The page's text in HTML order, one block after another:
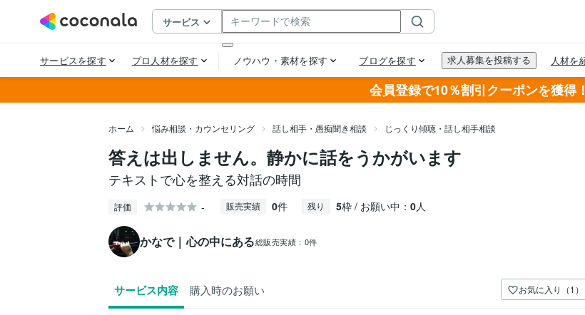
会員登録で10％割引クーポンを獲得！
ホーム 悩み相談・カウンセリング 話し相手・愚痴聞き相談 じっくり傾聴・話し相手相談
答えは出しません。静かに話をうかがいます
テキストで心を整える対話の時間
評価 - 販売実績 0件 残り 5枠 / お願い中： 0人
かなで｜心の中にある総販売実績： 0件
サービス内容 購入時のお願い お気に入り（1）